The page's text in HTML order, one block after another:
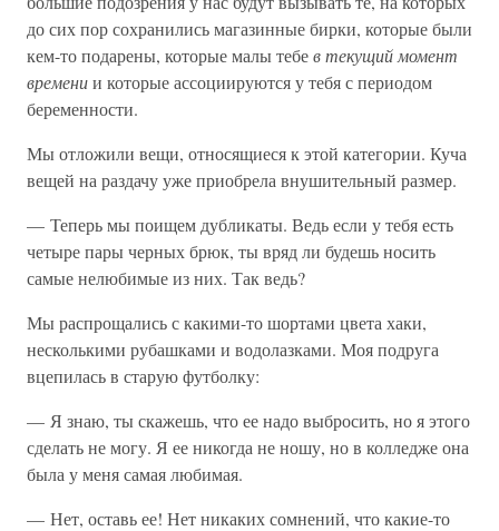
до сих пор сохранились магазинные бирки, которые были
кем-то подарены, которые малы тебев текущий момент
времении которые ассоциируются у тебя с периодом
беременности.
Мы отложили вещи, относящиеся к этой категории. Куча
вещей на раздачу уже приобрела внушительный размер.
— Теперь мы поищем дубликаты. Ведь если у тебя есть
четыре пары черных брюк, ты вряд ли будешь носить
самые нелюбимые из них. Так ведь?
Мы распрощались с какими-то шортами цвета хаки,
несколькими рубашками и водолазками. Моя подруга
вцепилась в старую футболку:
— Я знаю, ты скажешь, что ее надо выбросить, но я этого
сделать не могу. Я ее никогда не ношу, но в колледже она
была у меня самая любимая.
— Нет, оставь ее! Нет никаких сомнений, что какие-то